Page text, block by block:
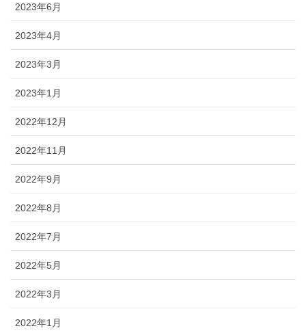
2023年6月
2023年4月
2023年3月
2023年1月
2022年12月
2022年11月
2022年9月
2022年8月
2022年7月
2022年5月
2022年3月
2022年1月